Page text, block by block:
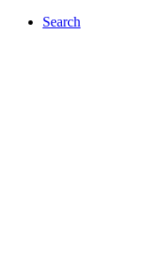
Search